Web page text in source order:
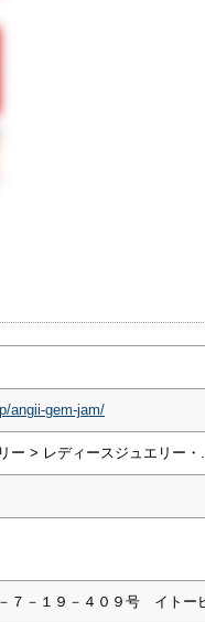
angii-gem-jam/
ー > レディースジュエリー・...
７－１９－４０９号 イトー